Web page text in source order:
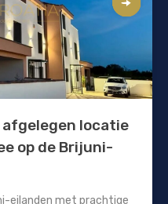
afgelegen locatie
op de Brijuni-
eilanden met prachtige